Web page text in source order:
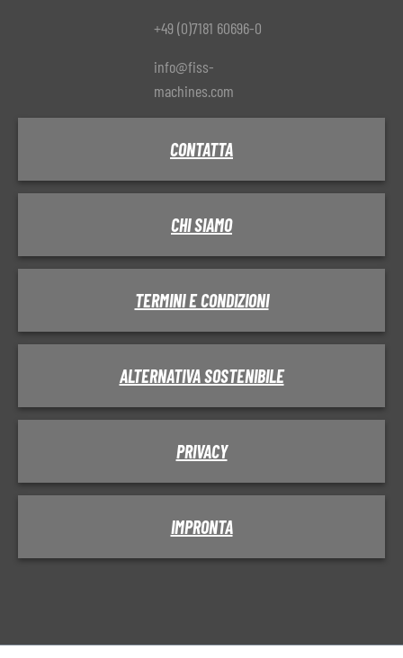
+49 (0)7181 60696-0
info@fiss-
machines.com
CONTATTA
CHI SIAMO
TERMINI E CONDIZIONI
ALTERNATIVA SOSTENIBILE
PRIVACY
IMPRONTA